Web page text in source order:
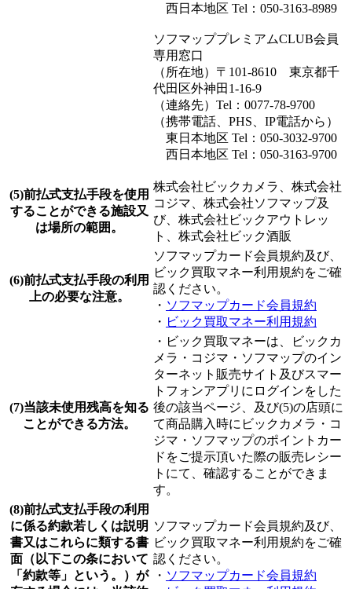
西日本地区 Tel：050-3163-8989
ソフマッププレミアムCLUB会員
専用窓口
（所在地）〒101-8610 東京都千
代田区外神田1-16-9
（連絡先）Tel：0077-78-9700
（携帯電話、PHS、IP電話から）
東日本地区 Tel：050-3032-9700
西日本地区 Tel：050-3163-9700
(5)前払式支払手段を使用
することができる施設又
は場所の範囲。
株式会社ビックカメラ、株式会社
コジマ、株式会社ソフマップ及
び、株式会社ビックアウトレッ
ト、株式会社ビック酒販
(6)前払式支払手段の利用
上の必要な注意。
ソフマップカード会員規約及び、
ビック買取マネー利用規約をご確
認ください。
・ ソフマップカード会員規約
・ ビック買取マネー利用規約
(7)当該未使用残高を知る
ことができる方法。
・ビック買取マネーは、ビックカ
メラ・コジマ・ソフマップのイン
ターネット販売サイト及びスマー
トフォンアプリにログインをした
後の該当ページ、及び(5)の店頭に
て商品購入時にビックカメラ・コ
ジマ・ソフマップのポイントカー
ドをご提示頂いた際の販売レシー
トにて、確認することができま
す。
(8)前払式支払手段の利用
に係る約款若しくは説明
書又はこれらに類する書
面（以下この条において
「約款等」という。）が
ソフマップカード会員規約及び、
ビック買取マネー利用規約をご確
認ください。
・ ソフマップカード会員規約